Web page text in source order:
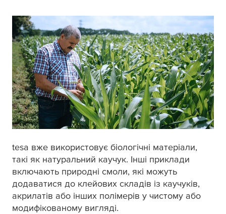
tesa вже використовує біологічні матеріали,
такі як натуральний каучук. Інші приклади
включають природні смоли, які можуть
додаватися до клейових складів із каучуків,
акрилатів або інших полімерів у чистому або
модифікованому вигляді.